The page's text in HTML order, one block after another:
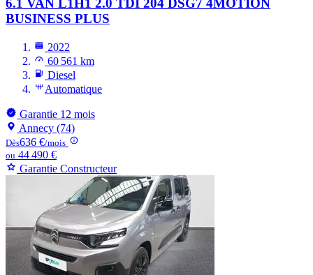
6.1 VAN L1H1 2.0 TDI 204 DSG7 4MOTION
BUSINESS PLUS
2022
60 561 km
Diesel
Automatique
Garantie 12 mois
Annecy (74)
Dès636 €/mois
ou 44 490 €
Garantie Constructeur